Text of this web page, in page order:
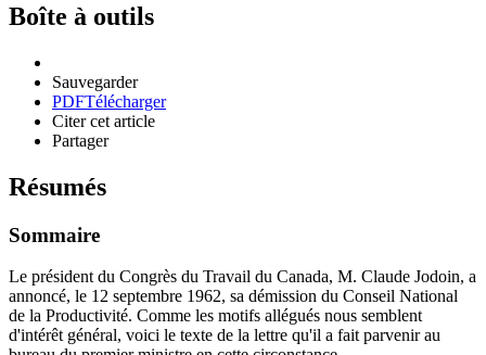
Boîte à outils
Sauvegarder
PDFTélécharger
Citer cet article
Partager
Résumés
Sommaire
Le président du Congrès du Travail du Canada, M. Claude Jodoin, a
annoncé, le 12 septembre 1962, sa démission du Conseil National
de la Productivité. Comme les motifs allégués nous semblent
d'intérêt général, voici le texte de la lettre qu'il a fait parvenir au